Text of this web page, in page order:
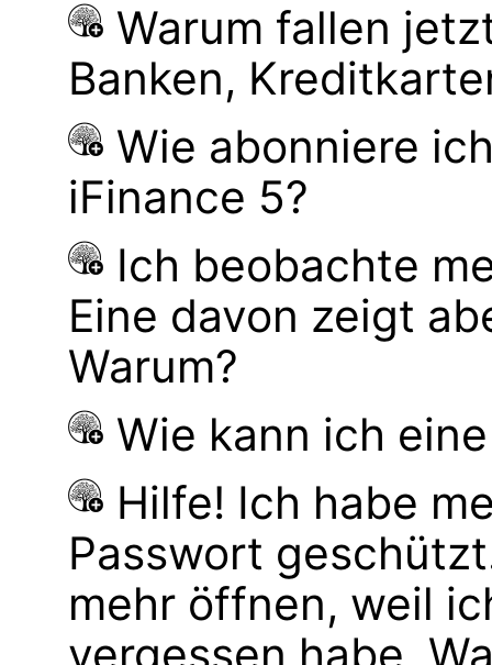
Warum fallen
Banken,
Wie abonniere
iFinance 5?
Ich beobachte
Eine davon zeigt
Warum?
Wie kann ich
Hilfe! Ich habe
Passwort
mehr öffnen, weil